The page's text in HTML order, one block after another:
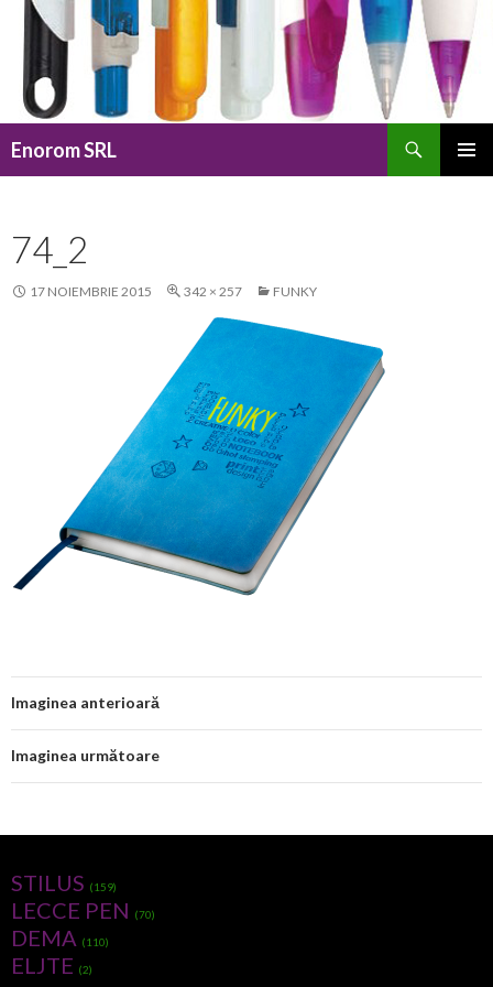
Enorom SRL
74_2
17 NOIEMBRIE 2015 342 × 257 FUNKY
Imaginea anterioară
Imaginea următoare
STILUS (159)
LECCE PEN (70)
DEMA (110)
ELJTE (2)